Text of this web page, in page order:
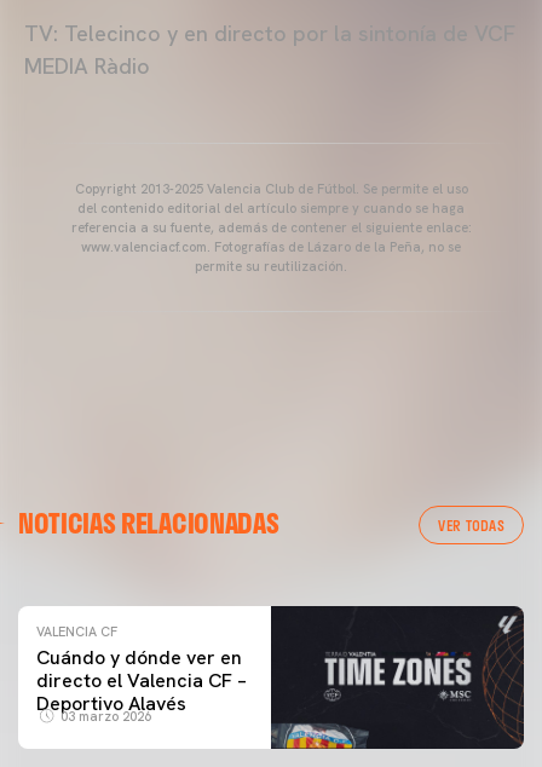
TV: Telecinco y en directo por la sintonía de VCF
MEDIA Ràdio
Copyright 2013-2025 Valencia Club de Fútbol. Se permite el uso
del contenido editorial del artículo siempre y cuando se haga
referencia a su fuente, además de contener el siguiente enlace:
www.valenciacf.com. Fotografías de Lázaro de la Peña, no se
permite su reutilización.
NOTICIAS RELACIONADAS VER TODAS
ENTRENAMIENTO DEL VALENCIA CF 04/03/26
VALENCIA CF
Cuándo y dónde ver en
directo el Valencia CF –
Deportivo Alavés
03 marzo 2026